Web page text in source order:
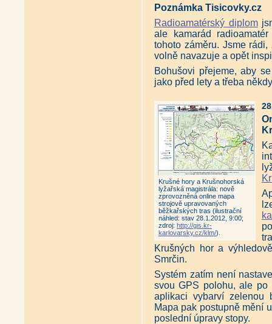
Poznámka Tisicovky.cz
Radioamatérský diplom
ale kamarád
tohoto záměru. Jsme
volně navazuje a opět
Bohušovi přejeme, aby
jako před lety a třeba
Krušné hory a Krušnohorská
lyžařská magistrála: nově
zprovozněná online mapa
strojově upravovaných
běžkařských tras (ilustrační
náhled: stav 28.1.2012, 9:00;
zdroj: http://gis.kr-
karlovarsky.cz/klm/).
Krušných hor a
Smrčin.
Systém zatím není
svou GPS polohu, ale po
aplikaci vybarví zelenou
Mapa pak postupně mění
poslední úpravy stopy.